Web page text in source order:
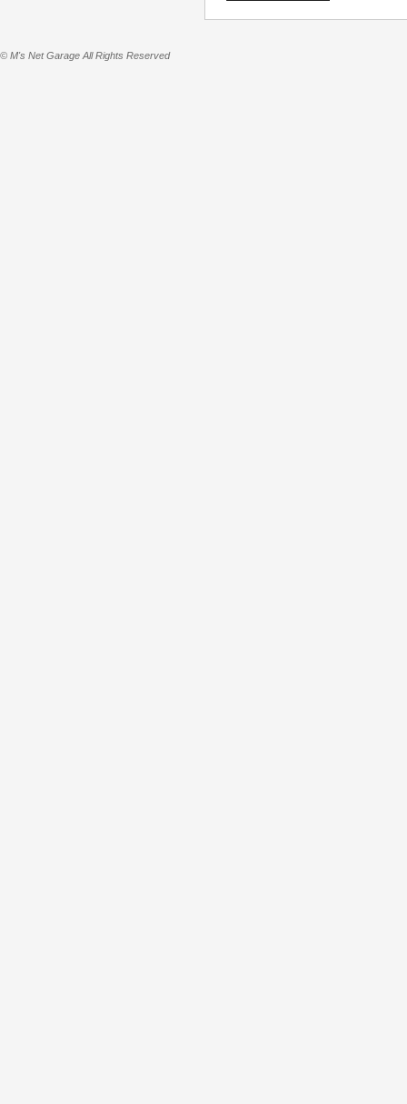
© M's Net Garage All Rights Reserved